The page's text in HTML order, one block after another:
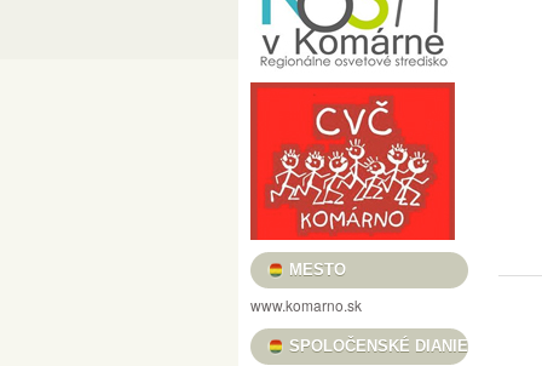
KULTÚRA PRE DETI
KOMÁRŇANSKÉ DNI – KOMÁROMI NAPOK
DUNA MENTI MÚZEUM BARÁTI KÖRE
VERNISÁŽ VÝSTAVY ALFOLDI RÓBERT
NOČNÉ PRELIADKY PEVNOSŤOU –
MESTSKÉ KULTÚRNE STREDISKO
KOMÁRŇANSKÉ ORGANOVÉ KONCERTY
GALÉRIA LIMES KNIŽNICA JÓZSEFA
II. RAJZPÁLYÁZAT A SZLOVÁKIAI
MESTO
www.komarno.sk
SPOLOČENSKÉ DIANIE